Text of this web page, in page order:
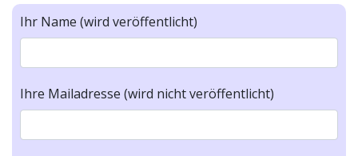
Ihr Name (wird veröffentlicht)
Ihre Mailadresse (wird nicht veröffentlicht)